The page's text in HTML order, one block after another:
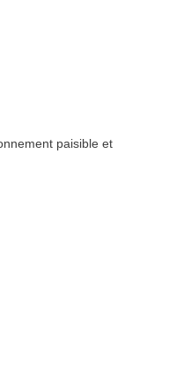
paisible et